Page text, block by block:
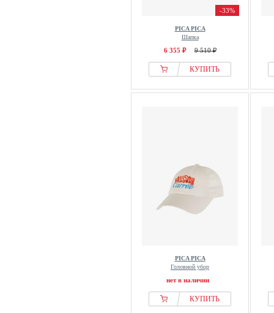
-33%
PICA PICA
Шапка
6 355 ₽ 9 510 ₽
КУПИТЬ
PICA PICA
Головной убор
нет в наличии
КУПИТЬ